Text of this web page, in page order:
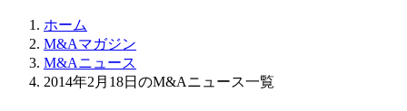
ホーム
M&Aマガジン
M&Aニュース
2014年2月18日のM&Aニュース一覧